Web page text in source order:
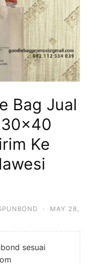
Bag Jual
Ke
·
MAY 28,
sesuai